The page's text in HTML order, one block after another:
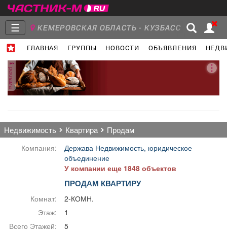
☰ КЕМЕРОВСКАЯ ОБЛАСТЬ - КУЗБАСС
ГЛАВНАЯ ГРУППЫ НОВОСТИ ОБЪЯВЛЕНИЯ
Главная
Группы Новости
реклама
недвижимость квартира продам
Компания:
Держава Недвижимость, юридическое
объединение
У компании еще 1848 объектов
ПРОДАМ КВАРТИРУ
Комнат:
2-КОМН.
Этаж:
1
Всего Этажей:
5